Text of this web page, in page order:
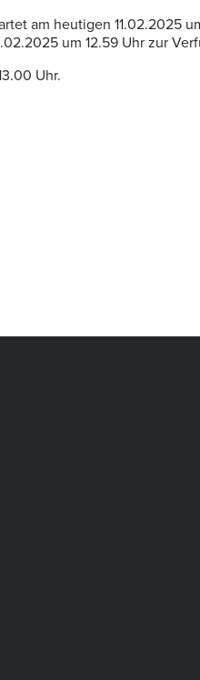
am heutigen 11.02.2025
um 12.59 Uhr zur
Uhr.